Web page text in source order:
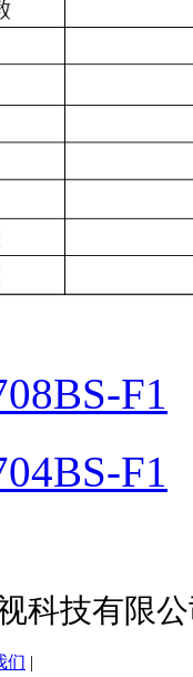
F1
F1
科技有限
们 |